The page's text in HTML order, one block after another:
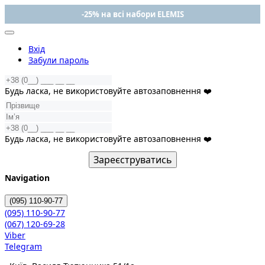
-25% на всі набори ELEMIS
Вхід
Забули пароль
Будь ласка, не використовуйте автозаповнення ❤️
Будь ласка, не використовуйте автозаповнення ❤️
Зареєструватись
Navigation
(095) 110-90-77
(095) 110-90-77
(067) 120-69-28
Viber
Telegram